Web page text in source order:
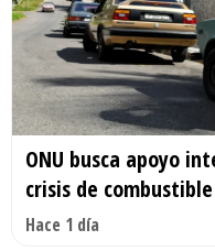
ONU busca apoyo
crisis de
Hace 1 día